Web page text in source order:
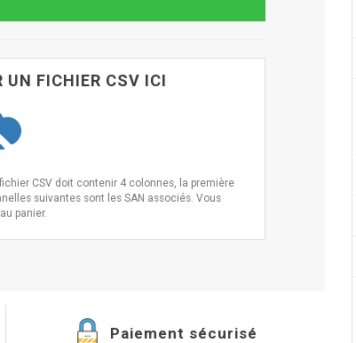
UN FICHIER CSV ICI
CSV doit contenir 4 colonnes, la première
suivantes sont les SAN associés. Vous
panier.
Paiement sécurisé